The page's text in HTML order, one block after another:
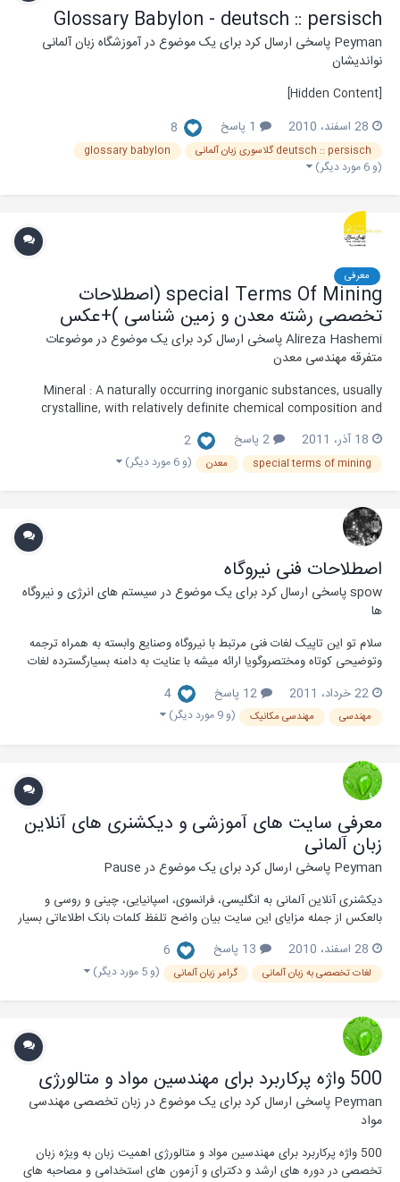
Glossary Babylon - deutsch :: persisch
Peymanپاسخی ارسال کرد برای یک موضوع درآموزشگاه زبان آلمانی
نواندیشان
28 اسفند، 2010
1 پاسخ 8
deutsch :: persisch گلاسوری زبان آلمانی glossary babylon
معرفی
special Terms Of Mining (اصطلاحات
تخصصی رشته معدن و زمین شناسی )+عکس
Alireza Hashemiپاسخی ارسال کرد برای یک موضوع درموضوعات
متفرقه مهندسی معدن
Mineral : A naturally occurring inorganic substances, usually
crystalline, with relatively definite chemical composition and
عبارت است از عناصر یا ترکیب...
18 آذر، 2011 2 پاسخ 2
special terms of mining معدن (و 6 مورد دیگر)
اصطلاحات فنی نیروگاه
spowپاسخی ارسال کرد برای یک موضوع درسیستم های انرژی و نیروگاه
سلام تو این تاپیک لغات فنی مرتبط با نیروگاه وصنایع وابسته به همراه ترجمه
وتوضیحی کوتاه ومختصروگویا ارائه میشه با عنایت به دامنه بسیارگسترده لغات
خوبی برای ما درزمینه اشنایی با لغات ومعانی وتهیه لغت نامه ای مفید
ودردسترس باشه امیدوا...
22 خرداد، 2011 12 پاسخ 4
مهندسی مهندسی مکانیک (و 9 مورد دیگر)
معرفی سایت های آموزشی و دیکشنری های آنلاین
زبان آلمانی
Peymanپاسخی ارسال کرد برای یک موضوع درPause
دیکشنری آنلاین آلمانی به انگلیسی، فرانسوی، اسپانیایی، چینی و روسی و
بالعکس از جمله مزایای این سایت بیان واضح تلفظ کلمات بانک اطلاعاتی بسیار
Content]
28 اسفند، 2010 13 پاسخ 6
لغات تخصصی به زبان آلمانی گرامر زبان آلمانی (و 5 مورد دیگر)
500 واژه پرکاربرد برای مهندسین مواد و متالورژی
Peymanپاسخی ارسال کرد برای یک موضوع درزبان تخصصی مهندسی
مواد
500 واژه پرکاربرد برای مهندسین مواد و متالورژی اهمیت زبان به ویژه زبان
تخصصی در دوره های ارشد و دکترای و آزمون های استخدامی و مصاحبه های